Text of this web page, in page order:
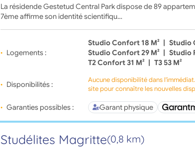
La résidende Gestetud Central Park dispose de 89
7ème affirme son identité scientifiqu…
Logements :
Studio Confort 18 M² | Studio
Studio Confort 29 M² | Studio
T2 Confort 31 M² | T3 53 M²
Disponibilités :
Aucune disponibilité dans
site pour connaître les nouvelles
Garanties possibles : Garant physique
Studélites Magritte(0,8 km)